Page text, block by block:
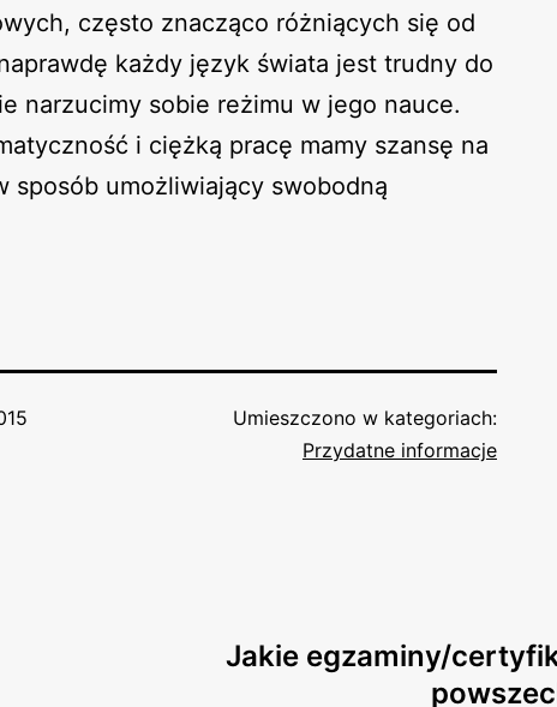
często znacząco różniących się od
każdy język świata jest trudny do
narzucimy sobie reżimu w jego nauce.
i ciężką pracę mamy szansę na
sposób umożliwiający swobodną
Umieszczono w kategoriach:
Przydatne informacje
Jakie egzaminy/